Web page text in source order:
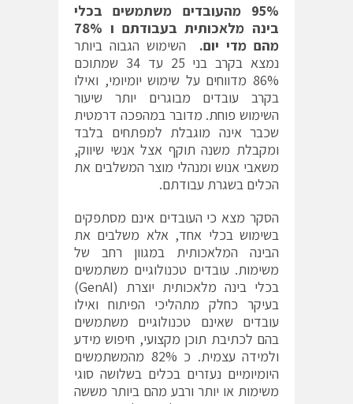
95% מהעובדים משתמשים בכלי
בינה מלאכותית בעבודתם ו 78%
מהם מדי יום.
השימוש הגבוה ביותר
נמצא בקרב בני 25 עד 34 שמתוכם
86% מדווחים על שימוש יומיומי, ואילו
בקרב עובדים מבוגרים יותר שיעור
השימוש פוחת. מדובר במהפכה דרמטית
שכבר אינה מוגבלת למפתחים בלבד
ומקבלת משנה תוקף אצל אנשי שיווק,
משאבי אנוש ומנהלי מוצר המשלבים את
הכלים בשגרת עבודתם.
הסקר מצא כי העובדים אינם מסתפקים
בשימוש בכלי אחד, אלא משלבים את
הבינה המלאכותית במגוון רחב של
משימות. עובדים טכנולוגיים משתמשים
בכלי בינה מלאכותית יוצרת (GenAI)
בעיקר כחלק מתהליכי הפיתוח ואילו
עובדים שאינם טכנולוגיים משתמשים
בהם לכתיבת תוכן מקצועי, חיפוש מידע
ולמידה עצמית. כ 82% מהמשתמשים
היומיומיים נעזרים בכלים בשלושה סוגי
משימות או יותר ורבע מהם ביותר מששה